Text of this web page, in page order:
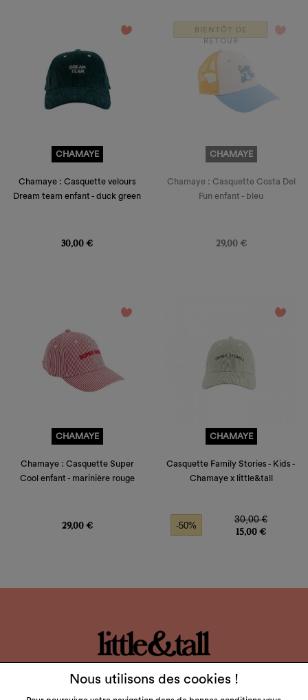
favorite_border
CHAMAYE
Chamaye : Casquette velours
Dream team enfant - duck green
30,00 €
BIENTÔT DE
RETOUR
favorite_border
CHAMAYE
Chamaye : Casquette Costa Del
Fun enfant - bleu
29,00 €
favorite_border
CHAMAYE
Chamaye : Casquette Super
Cool enfant - marinière rouge
29,00 €
favorite_border
CHAMAYE
Casquette Family Stories - Kids -
Chamaye x little&tall
Prix de base
30,00 €
-50%
Prix
15,00 €
LITTLE & TALLNous utilisons des cookies !